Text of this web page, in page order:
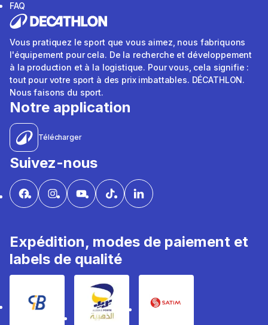
FAQ
Vous pratiquez le sport que vous aimez, nous fabriquons
l'équipement pour cela. De la recherche et développement
à la production et à la logistique. Pour vous, cela signifie :
tout pour votre sport à des prix imbattables. DÉCATHLON.
Nous faisons du sport.
Notre application
Télécharger
Suivez-nous
Expédition, modes de paiement et
labels de qualité